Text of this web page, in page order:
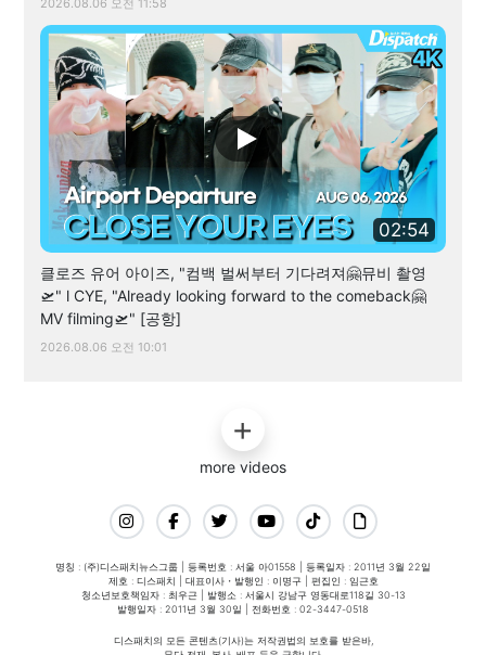
02:54
클로즈 유어 아이즈, "컴백 벌써부터 기다려져🤗뮤비 촬영
🛫" l CYE, "Already looking forward to the comeback🤗
MV filming🛫" [공항]
2026.08.06 오전 10:01
more videos
명칭 : (주)디스패치뉴스그룹 | 등록번호 : 서울 아01558 | 등록일자 : 2011년 3월 22일
제호 : 디스패치 | 대표이사・발행인 : 이명구 | 편집인 : 임근호
청소년보호책임자 : 최우근 | 발행소 : 서울시 강남구 영동대로118길 30-13
발행일자 : 2011년 3월 30일 | 전화번호 : 02-3447-0518
디스패치의 모든 콘텐츠(기사)는 저작권법의 보호를 받은바,